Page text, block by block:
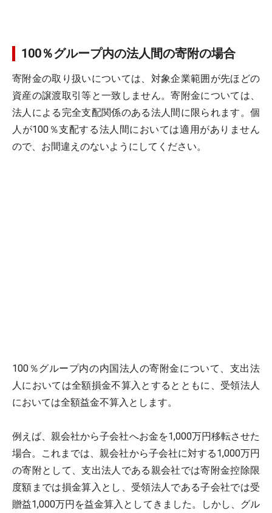
100％グループ内の法人間の寄附の場合
寄附金の取り扱いについては、対象企業範囲が先ほどの
資産の譲渡取引等と一致しません。寄附金については、
法人による完全支配関係のある法人間に限られます。個
人が100％支配する法人間においては適用がありません
ので、お間違えのないようにしてください。
100％グループ内の内国法人の寄附金について、支出法
人においては全額損金不算入とするとともに、受領法人
においては全額益金不算入とします。
例えば、親会社から子会社へお金を1,000万円移転させた
場合。これまでは、親会社から子会社に対する1,000万円
の寄附として、支出法人である親会社では寄附金控除限
度額までは損金算入とし、受領法人である子会社では受
贈益1,000万円を益金算入としてきました。しかし、グル